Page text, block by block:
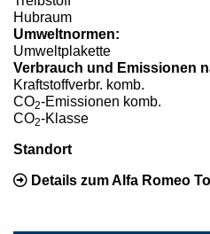
Hubraum
Umweltnormen:
Umweltplakette
Verbrauch und Emissionen
Kraftstoffverbr. komb.
CO2-Emissionen komb.
CO2-Klasse
Standort
Details zum Alfa Romeo